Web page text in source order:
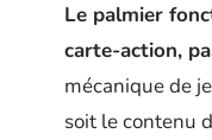
Le palmier
carte-action,
mécanique de
soit le contenu